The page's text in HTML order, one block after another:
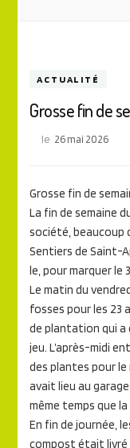
ACTUALITÉ
Grosse fin de
le 26 mai 2026
Grosse fin de
La fin de semaine
société, beaucoup
Sentiers de Saint-
le, pour marquer le
Le matin du
fosses pour les 23
de plantation qui a
jeu. L’après-midi
des plantes pour
avait lieu au
même temps que
En fin de journée,
compost était livré